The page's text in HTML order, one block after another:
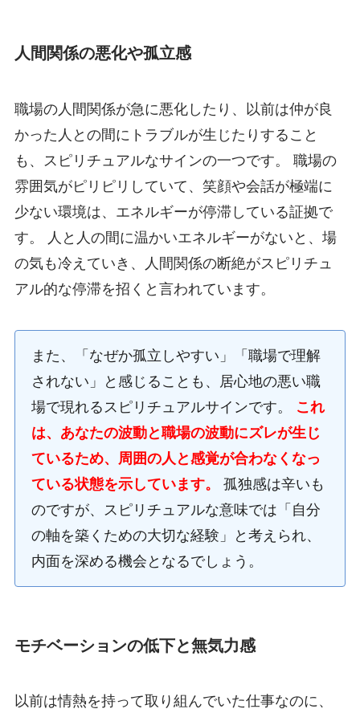
人間関係の悪化や孤立感
職場の人間関係が急に悪化したり、以前は仲が良
かった人との間にトラブルが生じたりすること
も、スピリチュアルなサインの一つです。 職場の
雰囲気がピリピリしていて、笑顔や会話が極端に
少ない環境は、エネルギーが停滞している証拠で
す。 人と人の間に温かいエネルギーがないと、場
の気も冷えていき、人間関係の断絶がスピリチュ
アル的な停滞を招くと言われています。
また、「なぜか孤立しやすい」「職場で理解
されない」と感じることも、居心地の悪い職
場で現れるスピリチュアルサインです。
これ
は、あなたの波動と職場の波動にズレが生じ
ているため、周囲の人と感覚が合わなくなっ
ている状態を示しています。
孤独感は辛いも
のですが、スピリチュアルな意味では「自分
の軸を築くための大切な経験」と考えられ、
内面を深める機会となるでしょう。
モチベーションの低下と無気力感
以前は情熱を持って取り組んでいた仕事なのに、